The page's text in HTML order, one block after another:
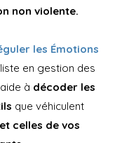
non violente.
les Émotions
en gestion des
à décoder les
que véhiculent
celles de vos